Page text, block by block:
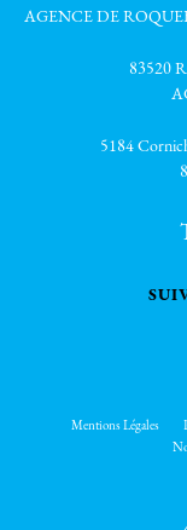
AGENCE DE
83520
5184
Mentions Légales